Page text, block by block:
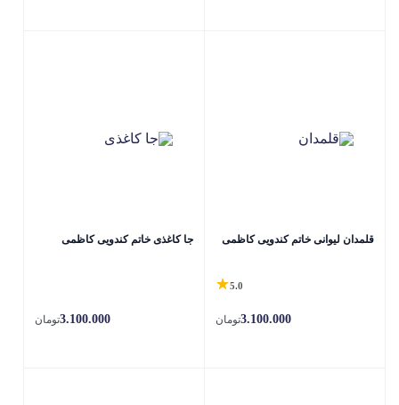
قلمدان لیوانی خاتم کندویی کاظمی
5.0
3.100.000تومان
جا کاغذی خاتم کندویی کاظمی
3.100.000تومان